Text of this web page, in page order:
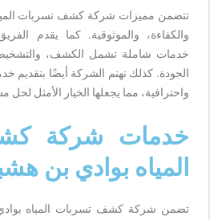
تتضمن مميزات شركة كشف تسربات
والكفاءة، والموثوقية. كما يقدم
خدمات شاملة تشمل الكشف،
الجودة. كذلك تهتم الشركة أيضًا بتقديم
واحترافية، مما يجعلها الخيار الأمثل
خدمات شركة
المياه بوادي بن
تضمن شركة كشف تسربات المياه